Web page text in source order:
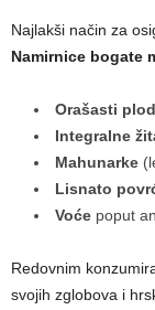
Najlakši način za
Namirnice bogate
Orašasti
Integralne
Mahunarke
Lisnato
Voće poput
Redovnim
svojih zglobova i